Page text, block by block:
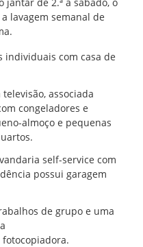
lavagem semanal de
individuais com casa de
associada
congeladores e
almoço e pequenas
self-service com
possui garagem
de grupo e uma